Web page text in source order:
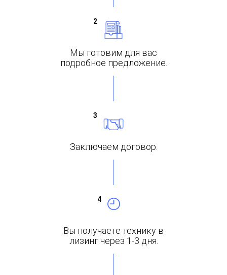
Мы готовим для вас
подробное предложение.
Заключаем договор.
Вы получаететехнику в
лизинг через 1-3 дня.